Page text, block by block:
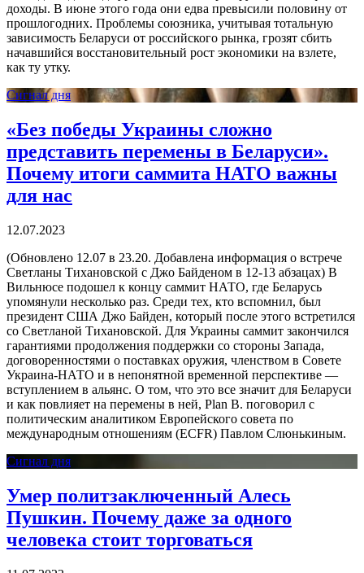
доходы. В июне этого года они едва превысили половину от
прошлогодних. Проблемы союзника, учитывая тотальную
зависимость Беларуси от российского рынка, грозят сбить
начавшийся восстановительный рост экономики на взлете,
как ту утку.
Сигнал дня
«Без победы Украины сложно
представить перемены в Беларуси».
Почему итоги саммита НАТО важны
для нас
12.07.2023
(Обновлено 12.07 в 23.20. Добавлена информация о встрече
Светланы Тихановской с Джо Байденом в 12-13 абзацах) В
Вильнюсе подошел к концу саммит НАТО, где Беларусь
упомянули несколько раз. Среди тех, кто вспомнил, был
президент США Джо Байден, который после этого встретился
со Светланой Тихановской. Для Украины саммит закончился
гарантиями продолжения поддержки со стороны Запада,
договоренностями о поставках оружия, членством в Совете
Украина-НАТО и в непонятной временной перспективе —
вступлением в альянс. О том, что это все значит для Беларуси
и как повлияет на перемены в ней, Plan B. поговорил с
политическим аналитиком Европейского совета по
международным отношениям (ECFR) Павлом Слюнькиным.
Сигнал дня
Умер политзаключенный Алесь
Пушкин. Почему даже за одного
человека стоит торговаться